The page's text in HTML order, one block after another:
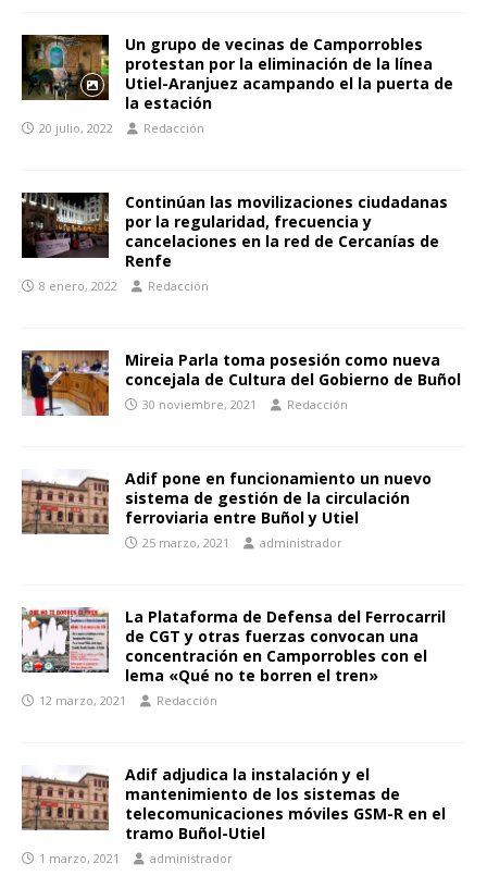
Un grupo de vecinas de Camporrobles
protestan por la eliminación de la línea
Utiel-Aranjuez acampando el la puerta de
la estación
20 julio, 2022 Redacción
Continúan las movilizaciones ciudadanas
por la regularidad, frecuencia y
cancelaciones en la red de Cercanías de
Renfe
8 enero, 2022 Redacción
Mireia Parla toma posesión como nueva
concejala de Cultura del Gobierno de Buñol
30 noviembre, 2021 Redacción
Adif pone en funcionamiento un nuevo
sistema de gestión de la circulación
ferroviaria entre Buñol y Utiel
25 marzo, 2021 administrador
La Plataforma de Defensa del Ferrocarril
de CGT y otras fuerzas convocan una
concentración en Camporrobles con el
lema «Qué no te borren el tren»
12 marzo, 2021 Redacción
Adif adjudica la instalación y el
mantenimiento de los sistemas de
telecomunicaciones móviles GSM-R en el
tramo Buñol-Utiel
1 marzo, 2021 administrador